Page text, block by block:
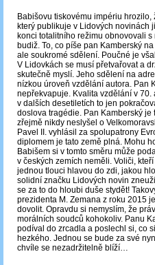
Babišovu tiskovému impériu
který publikuje v Lidových novinách
konci totalitního režimu obnovovali
budiž. To, co píše pan Kamberský
ale soukromé sdělení. Poučné je
V Lidovkách se musí přetvařovat a
skutečně myslí. Jeho sdělení na
nízkou úroveň vzdělání autora. Pan
nepřekvapuje. Kvalita vzdělání v
v dalších desetiletích to jen
doslova tragédie. Pan Kamberský
zřejmě nikdy neslyšel o
Pavel II. vyhlásil za spolupatrony
diplomem je tato země plná. Mohu
Babišem si v tomto směru může
v českých zemích neměli. Voliči,
jednou tlouci hlavou do zdi, jakou
solidní značku Lidových novin
se za to do hloubi duše stydět!
prezidenta M. Zemana z roku 2015
dovolit. Opravdu si nemyslím, že
morálních soudců kohokoliv. Panu
podíval do zrcadla a poslechl si, co
hezkého. Jednou se bude za své
chvíle se nezadržitelně blíží…